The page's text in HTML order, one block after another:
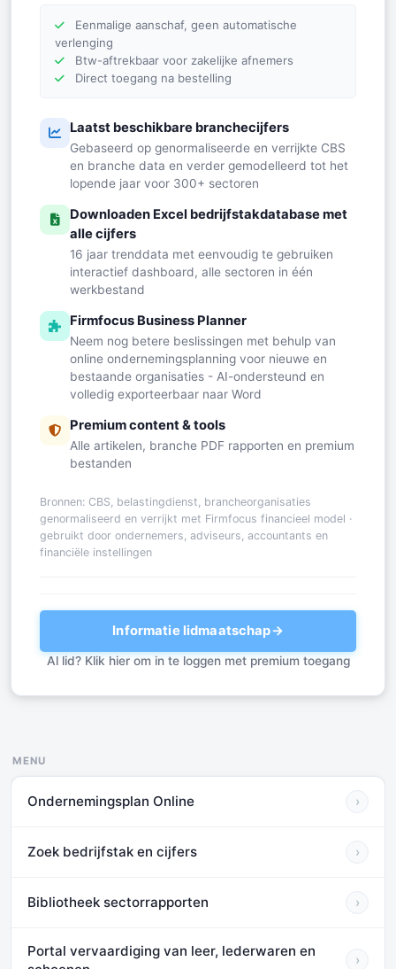
Eenmalige aanschaf, geen automatische
verlenging
Btw-aftrekbaar voor zakelijke afnemers
Direct toegang na bestelling
Laatst beschikbare branchecijfers
Gebaseerd op genormaliseerde en verrijkte CBS
en branche data en verder gemodelleerd tot het
lopende jaar voor 300+ sectoren
Downloaden Excel bedrijfstakdatabase met
alle cijfers
16 jaar trenddata met eenvoudig te gebruiken
interactief dashboard, alle sectoren in één
werkbestand
Firmfocus Business Planner
Neem nog betere beslissingen met behulp van
online ondernemingsplanning voor nieuwe en
bestaande organisaties - AI-ondersteund en
volledig exporteerbaar naar Word
Premium content & tools
Alle artikelen, branche PDF rapporten en premium
bestanden
Bronnen: CBS, belastingdienst, brancheorganisaties
genormaliseerd en verrijkt met Firmfocus financieel model ·
gebruikt door ondernemers, adviseurs, accountants en
financiële instellingen
Informatie lidmaatschap→
Al lid? Klik hier om in te loggen met premium toegang
MENU
Ondernemingsplan Online ›
Zoek bedrijfstak en cijfers ›
Bibliotheek sectorrapporten ›
Portal vervaardiging van leer, lederwaren en
›